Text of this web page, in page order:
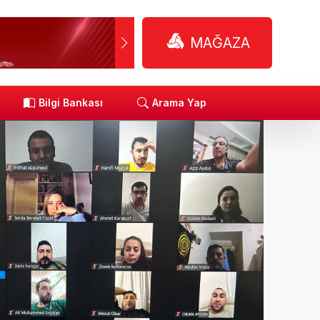
MAĞAZA
Bilgi Bankası Arama Yap